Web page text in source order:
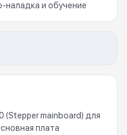
наладка и обучение
(Stepper mainboard) для
плата